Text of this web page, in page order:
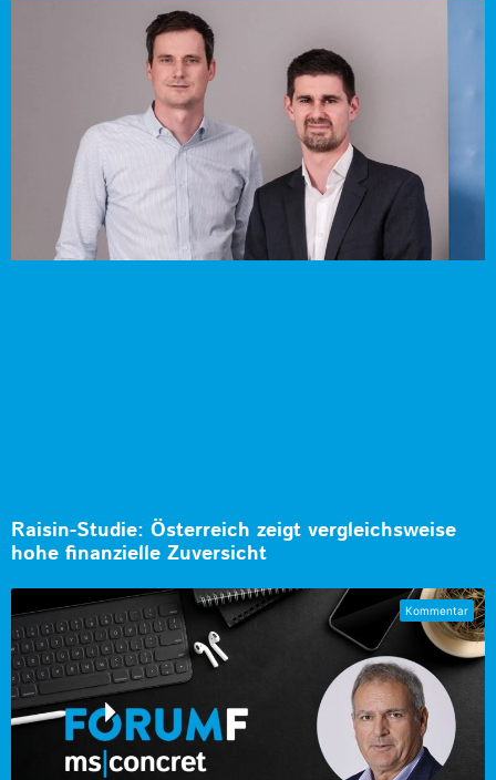
Raisin-Studie: Österreich zeigt vergleichsweise
hohe finanzielle Zuversicht